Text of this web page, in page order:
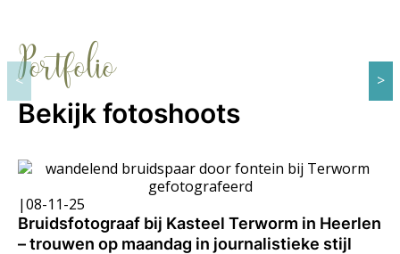
Portfolio
Bekijk fotoshoots
|08-11-25
Bruidsfotograaf bij Kasteel Terworm in Heerlen
– trouwen op maandag in journalistieke stijl